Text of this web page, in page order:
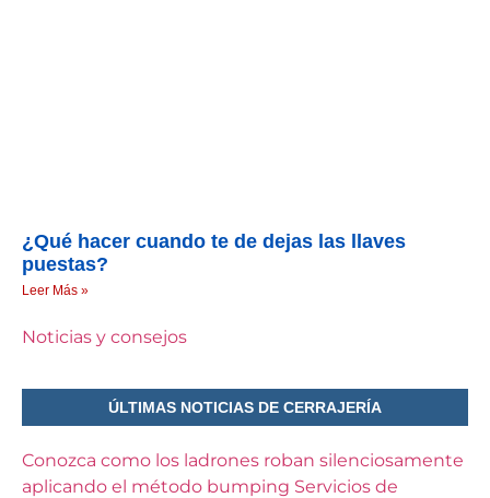
¿Qué hacer cuando te de dejas las llaves
puestas?
Leer Más »
Noticias y consejos
ÚLTIMAS NOTICIAS DE CERRAJERÍA
Conozca como los ladrones roban silenciosamente
aplicando el método bumping Servicios de